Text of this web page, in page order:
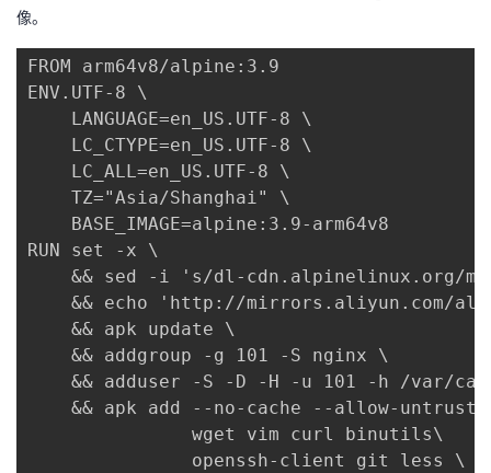
程
认
的
我
支
持
声
建
像。
FROM arm64v8/alpine:3.9
ENV.UTF-8 \
LANGUAGE=en_US.UTF-8 \
LC_CTYPE=en_US.UTF-8 \
LC_ALL=en_US.UTF-8 \
TZ="Asia/Shanghai" \
BASE_IMAGE=alpine:3.9-arm64v8
RUN set -x \
&& sed -i 's/dl-cdn.alpinelinux.org/
&& echo 'http://mirrors.aliyun.com/
&& apk update \
&& addgroup -g 101 -S nginx \
&& adduser -S -D -H -u 101 -h /var/
&& apk add --no-cache --allow-
wget vim curl binutils\
openssh-client git less \